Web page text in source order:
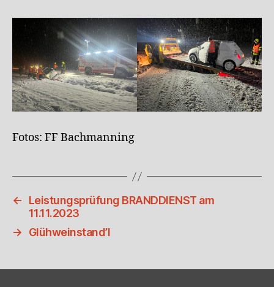
Fotos: FF Bachmanning
←
Leistungsprüfung BRANDDIENST am
11.11.2023
→
Glühweinstand’l